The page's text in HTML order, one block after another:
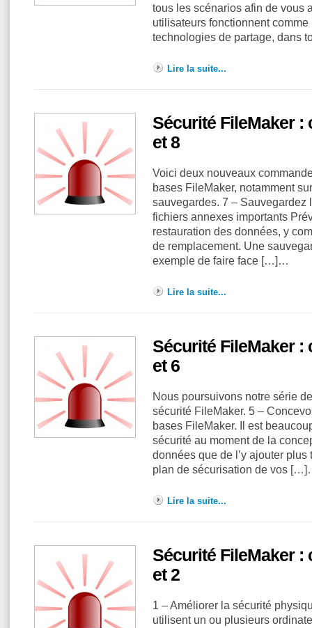
tous les scénarios afin de vous
utilisateurs fonctionnent
technologies de partage, dans
Lire la suite...
Sécurité FileMaker :
et 8
Voici deux nouveaux
bases FileMaker, notamment
sauvegardes. 7 – Sauvegardez
fichiers annexes importants
restauration des données, y
de remplacement. Une
exemple de faire face […]…
Lire la suite...
Sécurité FileMaker :
et 6
Nous poursuivons notre série
sécurité FileMaker. 5 –
bases FileMaker. Il est
sécurité au moment de la
données que de l’y ajouter
plan de sécurisation de vos
Lire la suite...
Sécurité FileMaker :
et 2
1 – Améliorer la sécurité
utilisent un ou plusieurs